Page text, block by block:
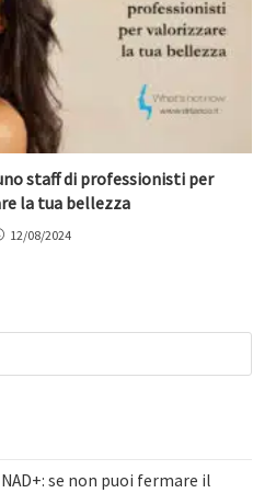
staff di professionisti per
la tua bellezza
12/08/2024
se non puoi fermare il